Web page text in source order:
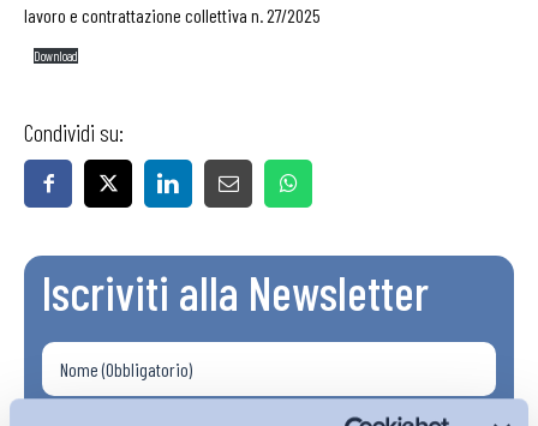
lavoro e contrattazione collettiva n. 27/2025
Download
Condividi su:
Iscriviti alla Newsletter